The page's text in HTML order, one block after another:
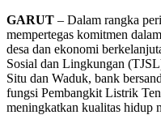
GARUT – Dalam rangka
mempertegas komitmen
desa dan ekonomi
Sosial dan Lingkungan
Situ dan Waduk, bank
fungsi Pembangkit Listrik
meningkatkan kualitas hidup